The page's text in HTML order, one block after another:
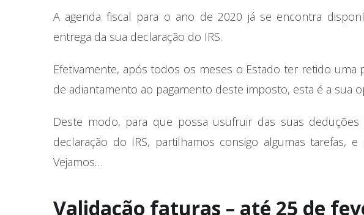
A agenda fiscal para o ano de 2020 já se encontra
entrega da sua declaração do IRS.
Efetivamente, após todos os meses o Estado ter retido
de adiantamento ao pagamento deste imposto, esta é a sua
Deste modo, para que possa usufruir das suas
declaração do IRS, partilhamos consigo algumas tarefas,
Vejamos…
Validação faturas – até 25 de